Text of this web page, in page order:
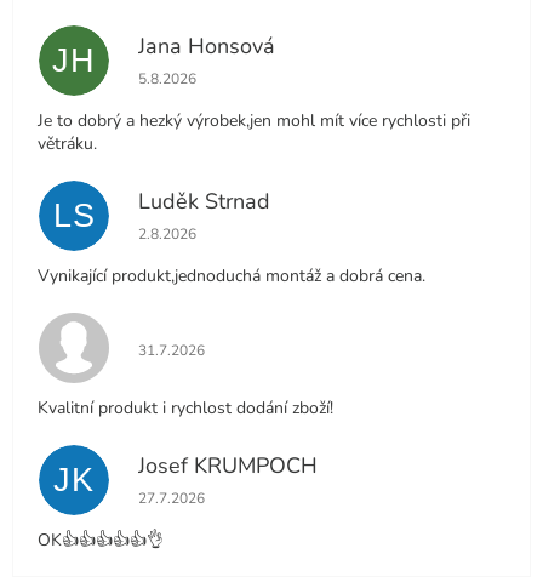
JH Jana Honsová
Hodnocení obchodu je 5 z 5 hvězdiček.
5.8.2026
Je to dobrý a hezký výrobek,jen mohl mít více rychlosti při
větráku.
LS Luděk Strnad
Hodnocení obchodu je 5 z 5 hvězdiček.
2.8.2026
Vynikající produkt,jednoduchá montáž a dobrá cena.
Hodnocení obchodu je 5 z 5 hvězdiček.
31.7.2026
Kvalitní produkt i rychlost dodání zboží!
JK Josef KRUMPOCH
Hodnocení obchodu je 5 z 5 hvězdiček.
27.7.2026
OK👍👍👍👍👍👌